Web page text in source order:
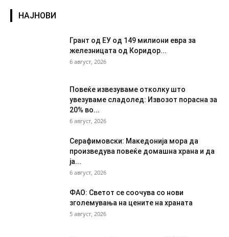
НАЈНОВИ
Грант од ЕУ од 149 милиони евра за
железницата од Коридор...
6 август, 2026
Повеќе извезуваме отколку што
увезуваме сладолед: Извозот порасна за
20% во...
6 август, 2026
Серафимовски: Македонија мора да
произведува повеќе домашна храна и да
ја...
6 август, 2026
ФАО: Светот се соочува со нови
зголемувања на цените на храната
5 август, 2026